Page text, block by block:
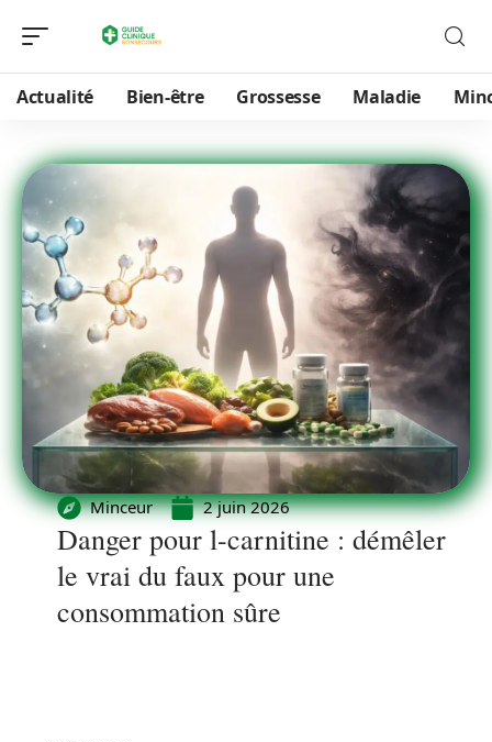
Actualité Bien-être Grossesse Maladie
Minceur 2 juin 2026
Danger pour l-carnitine : démêler
le vrai du faux pour une
consommation sûre